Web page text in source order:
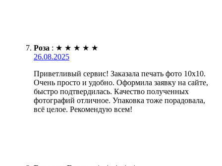
Роза : ★ ★ ★ ★ ★
26.08.2025
Приветливый сервис! Заказала печать фото 10х10.
Очень просто и удобно. Оформила заявку на сайте,
быстро подтвердилась. Качество полученных
фотографий отличное. Упаковка тоже порадовала,
всё целое. Рекомендую всем!